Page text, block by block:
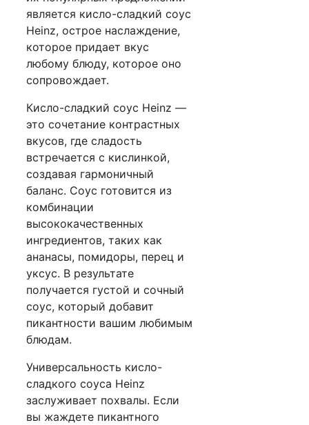
является кисло-сладкий соус
Heinz, острое наслаждение,
которое придает вкус
любому блюду, которое оно
сопровождает.
Кисло-сладкий соус Heinz —
это сочетание контрастных
вкусов, где сладость
встречается с кислинкой,
создавая гармоничный
баланс. Соус готовится из
комбинации
высококачественных
ингредиентов, таких как
ананасы, помидоры, перец и
уксус. В результате
получается густой и сочный
соус, который добавит
пикантности вашим любимым
блюдам.
Универсальность кисло-
сладкого соуса Heinz
заслуживает похвалы. Если
вы жаждете пикантного